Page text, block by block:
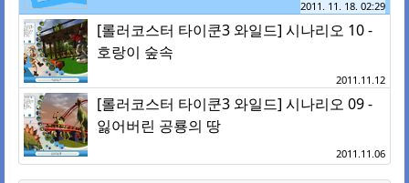
2011. 11. 18. 02:29
[롤러코스터 타이쿤3 와일드] 시나리오 10 -
호랑이 숲속
2011.11.12
[롤러코스터 타이쿤3 와일드] 시나리오 09 -
잃어버린 공룡의 땅
2011.11.06